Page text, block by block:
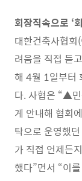
회장직속으로 ‘
대한건축사협회(
려움을 직접 듣
해 4월 1일부터
다. 사협은 “▲
게 안내해 협회
탁으로 운영했
가 직접 언제든
했다”면서 “이